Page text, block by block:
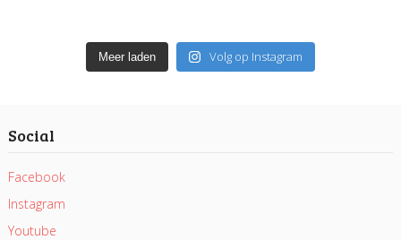
Meer laden Volg op Instagram
Social
Facebook
Instagram
Youtube